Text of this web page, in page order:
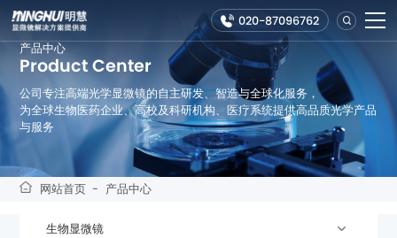
020-87096762
产品中心
Product Center
公司专注高端光学显微镜的自主研发、智造与全球化服务，
与服务
网站首页 - 产品中心
生物显微镜